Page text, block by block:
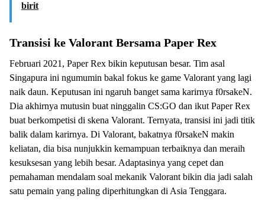
birit
Transisi ke Valorant Bersama Paper Rex
Februari 2021, Paper Rex bikin keputusan besar. Tim asal
Singapura ini ngumumin bakal fokus ke game Valorant yang lagi
naik daun. Keputusan ini ngaruh banget sama karirnya f0rsakeN.
Dia akhirnya mutusin buat ninggalin CS:GO dan ikut Paper Rex
buat berkompetisi di skena Valorant. Ternyata, transisi ini jadi titik
balik dalam karirnya. Di Valorant, bakatnya f0rsakeN makin
keliatan, dia bisa nunjukkin kemampuan terbaiknya dan meraih
kesuksesan yang lebih besar. Adaptasinya yang cepet dan
pemahaman mendalam soal mekanik Valorant bikin dia jadi salah
satu pemain yang paling diperhitungkan di Asia Tenggara.